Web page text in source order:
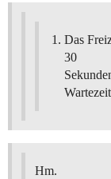
Das
30
Wartezeit
Hm.